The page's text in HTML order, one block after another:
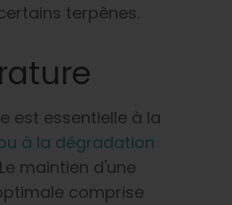
terpènes.
est essentielle à la
à la dégradation
maintien d'une
comprise